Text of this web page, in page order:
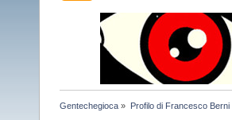
Gentechegioca » Profilo di Francesco Berni